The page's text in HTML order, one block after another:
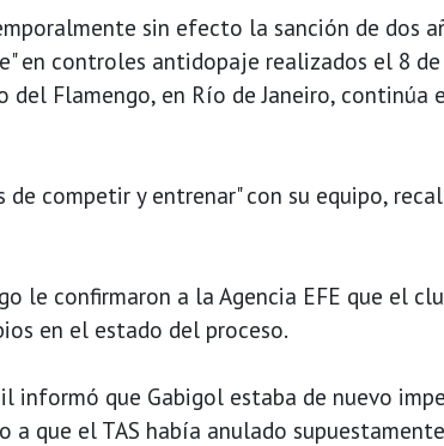
sin efecto la sanción de dos
en controles antidopaje realizados el 8
Flamengo, en Río de Janeiro, continúa
competir y entrenar" con su equipo,
le confirmaron a la Agencia EFE que el
en el estado del proceso.
informó que Gabigol estaba de nuevo
que el TAS había anulado